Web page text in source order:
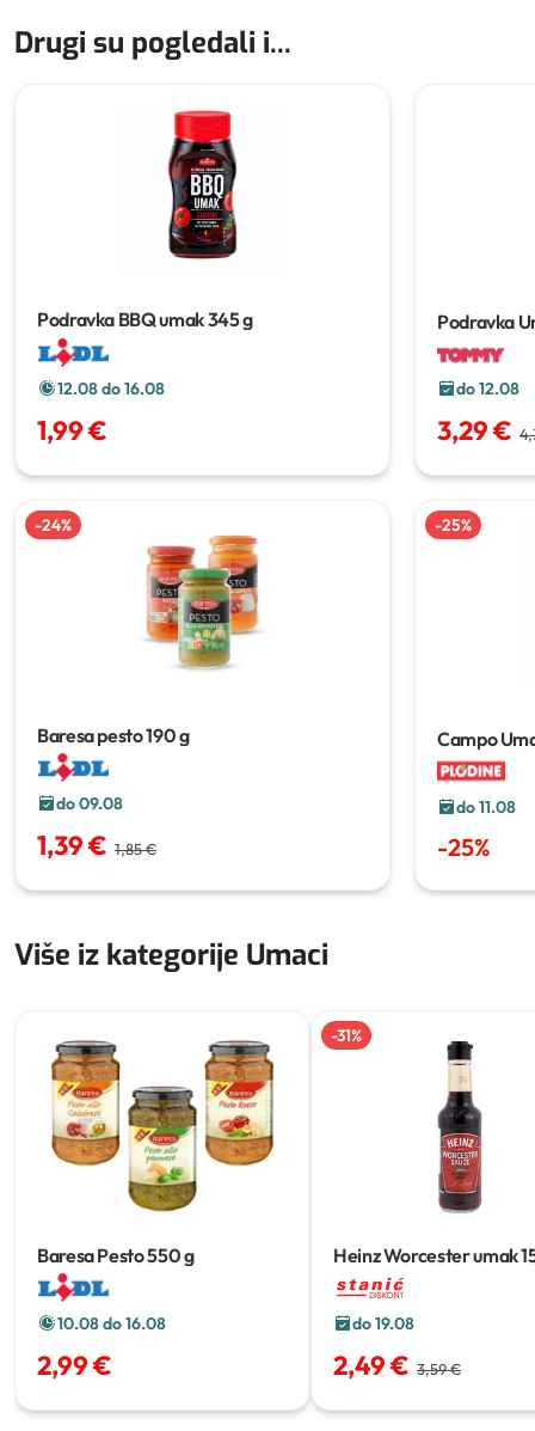
Drugi su pogledali i...
Podravka BBQ umak345 g
12.08 do 16.08
1,99 €
Podravka
do 12.08
3,29 €
-24%
Baresa pesto190 g
do 09.08
1,39 € 1,85 €
-25%
Campo
do 11.08
-25%
Više iz kategorije Umaci
Baresa Pesto550 g
10.08 do 16.08
2,99 €
-31%
Heinz Worcester umak
do 19.08
2,49 € 3,59 €